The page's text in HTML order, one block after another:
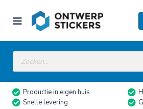
naar
Producten
zoeken
Productie in eigen huis
Snelle levering